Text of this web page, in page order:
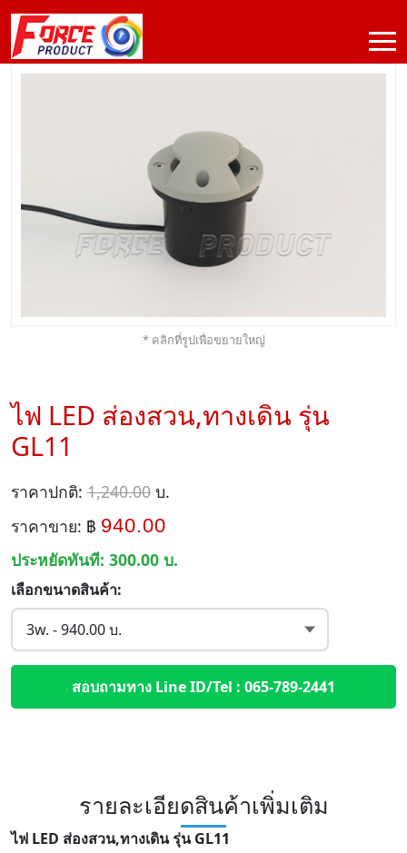
* คลิกที่รูปเพื่อขยายใหญ่
ไฟ LED ส่องสวน,ทางเดิน รุ่น
GL11
ราคาปกติ: 1,240.00 บ.
ราคาขาย: ฿ 940.00
ประหยัดทันที: 300.00 บ.
เลือกขนาดสินค้า:
สอบถามทาง Line ID/Tel : 065-789-2441
รายละเอียดสินค้าเพิ่มเติม
ไฟ LED ส่องสวน,ทางเดินรุ่น GL11